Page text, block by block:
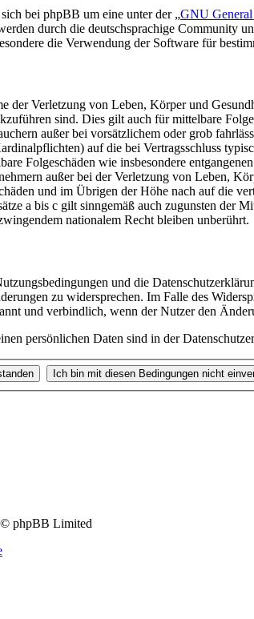
bei phpBB um eine unter der „GNU
durch die deutschsprachige Community
die Verwendung der Software für
der Verletzung von Leben, Körper und
sind. Dies gilt auch für mittelbare
außer bei vorsätzlichem oder grob
auf die bei Vertragsschluss
Folgeschäden wie insbesondere
außer bei der Verletzung von Leben,
und im Übrigen der Höhe nach auf die
a bis c gilt sinngemäß auch zugunsten der
nationalem Recht bleiben unberührt.
und die
zu widersprechen. Im Falle des
und verbindlich, wenn der Nutzer den
persönlichen Daten sind in der
phpBB Limited